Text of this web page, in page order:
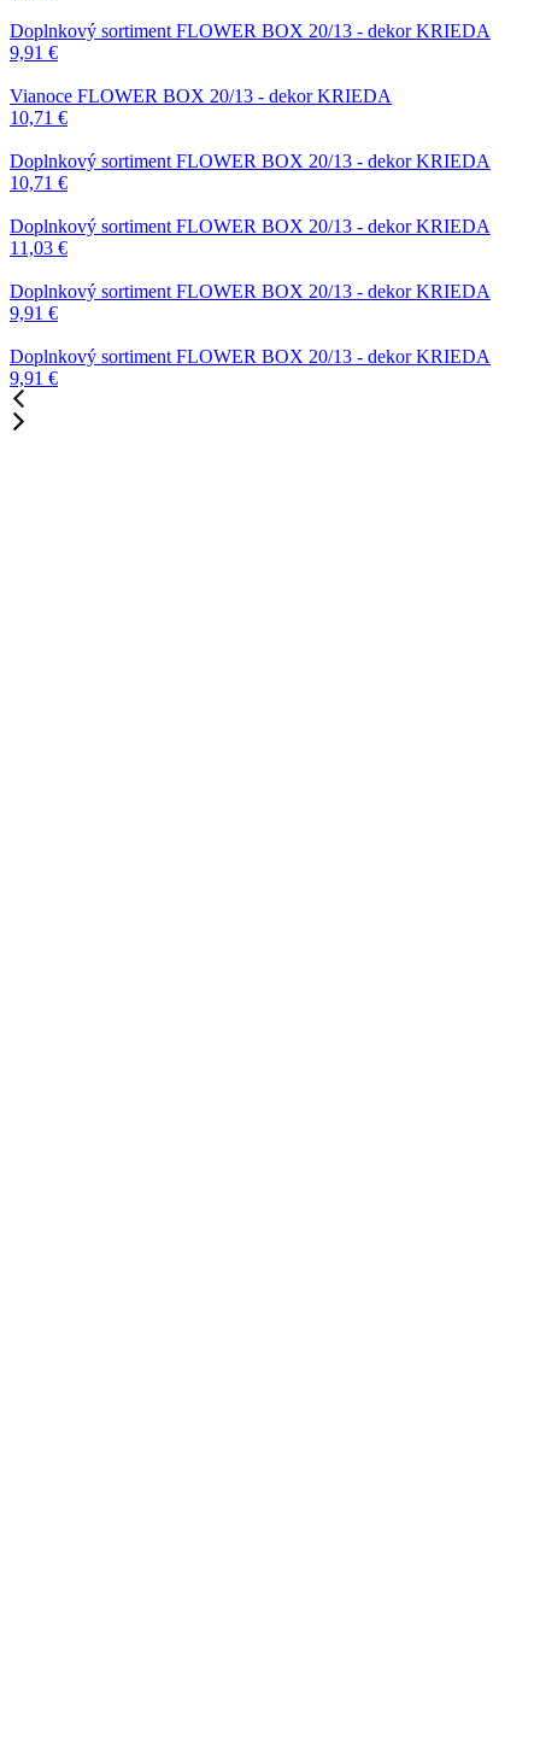
Doplnkový sortiment FLOWER BOX 20/13 - dekor KRIEDA
9,91 €
Vianoce FLOWER BOX 20/13 - dekor KRIEDA
10,71 €
Doplnkový sortiment FLOWER BOX 20/13 - dekor KRIEDA
10,71 €
Doplnkový sortiment FLOWER BOX 20/13 - dekor KRIEDA
11,03 €
Doplnkový sortiment FLOWER BOX 20/13 - dekor KRIEDA
9,91 €
Doplnkový sortiment FLOWER BOX 20/13 - dekor KRIEDA
9,91 €